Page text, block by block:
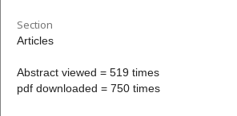
Section
Articles
Abstract viewed = 519 times
pdf downloaded = 750 times